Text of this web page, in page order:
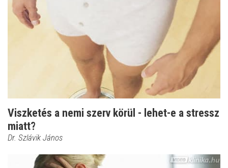
Viszketés a nemi szerv körül - lehet-e a stressz
miatt?
Dr. Szlávik János